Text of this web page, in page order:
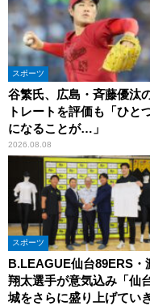
スポーツ
谷繁氏、広島・斉藤優汰
トレートを評価も「ひと
になることが…」
2026.08.08
スポーツ
B.LEAGUE仙台89ERS・
翔太選手が意気込み「仙
城をさらに盛り上げてい